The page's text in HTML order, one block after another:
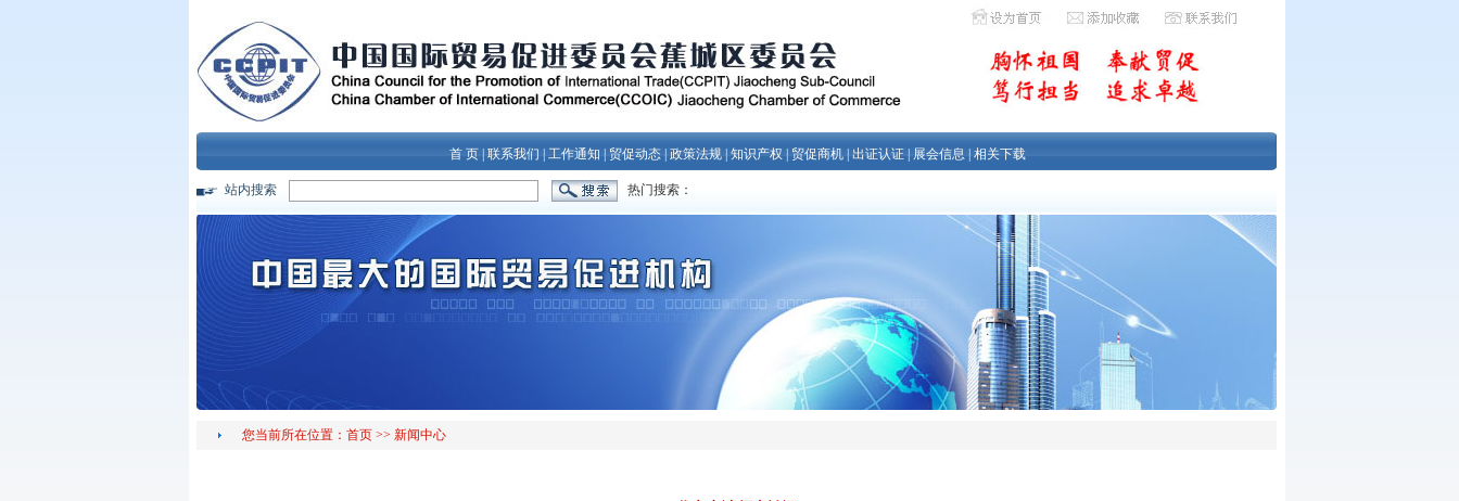
首 页| 联系我们 工作通知 贸促动态| 政策法规| 知识产权 贸促商机| 出证认证| 展会信息 相关下载
站内搜索 热门搜索：
您当前所在位置： 首页 >> 新闻中心